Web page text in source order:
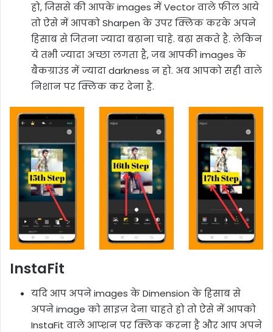
हो, जिससे की आपके images में Vector वाले फील आये
तो ऐसे में आपको Sharpen के उपर क्लिक करके अपने
हिसाब से जितना ज्यादा बढ़ाना चाहे. बढ़ा सकते है. लेकिन
ये तभी ज्यादा अच्छा लगता है, जब आपकी images के
बैकग्राउंड में ज्यादा darkness न हो. अब आपको सही वाले
निशान पर क्लिक कर देना है.
InstaFit
यदि आप अपने images के Dimension के हिसाब से
अपने image को साइज़ देना चाहते हो तो ऐसे में आपको
InstaFit वाले आप्शन पर क्लिक करना है और आप अपने